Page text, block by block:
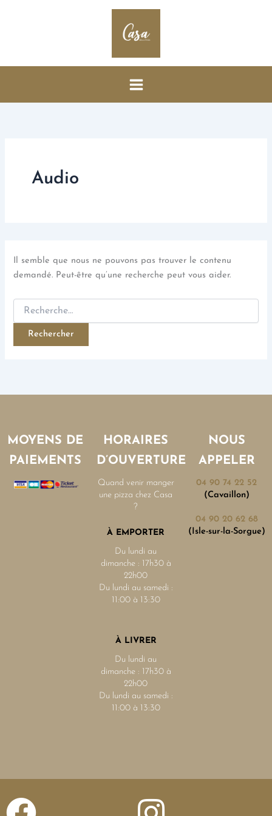
Audio
Il semble que nous ne pouvons pas trouver le contenu
demandé. Peut-être qu’une recherche peut vous aider.
MOYENS DE
PAIEMENTS
HORAIRES
D’OUVERTURE
Quand venir manger
une pizza chez Casa
?
À EMPORTER
Du lundi au
dimanche : 17h30 à
22h00
Du lundi au samedi :
11:00 à 13:30
À LIVRER
Du lundi au
dimanche : 17h30 à
22h00
Du lundi au samedi :
11:00 à 13:30
NOUS
APPELER
04 90 74 22 52
(Cavaillon)
04 90 20 62 68
(Isle-sur-la-Sorgue)